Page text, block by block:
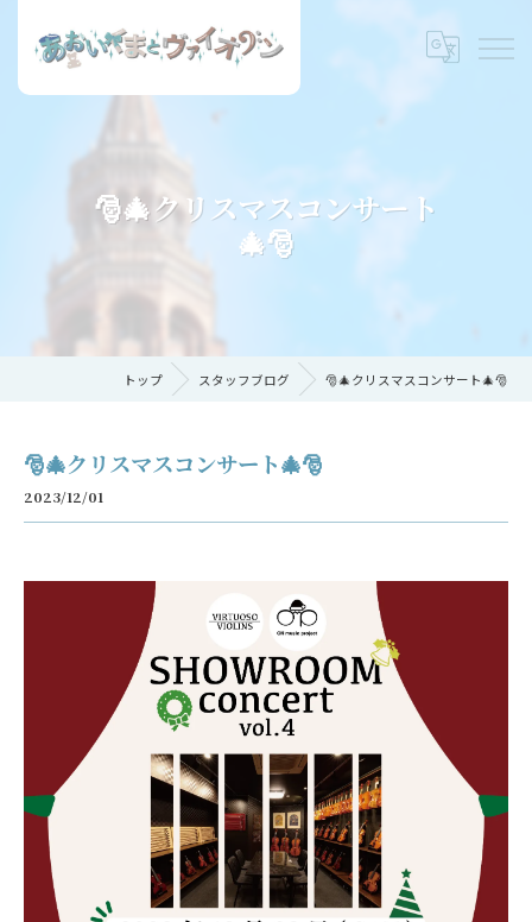
🎅🎄クリスマスコンサート
🎄🎅
トップ スタッフブログ 🎅🎄クリスマスコンサート🎄🎅
🎅🎄クリスマスコンサート🎄🎅
2023/12/01